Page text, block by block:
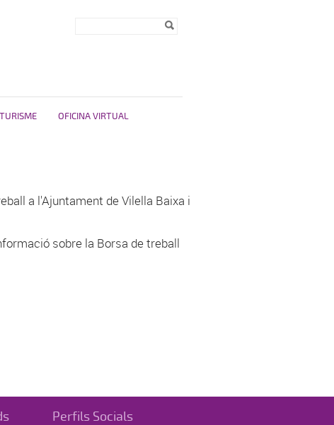
TURISME OFICINA VIRTUAL
a l'Ajuntament de Vilella Baixa i
sobre la Borsa de treball
Perfils Socials